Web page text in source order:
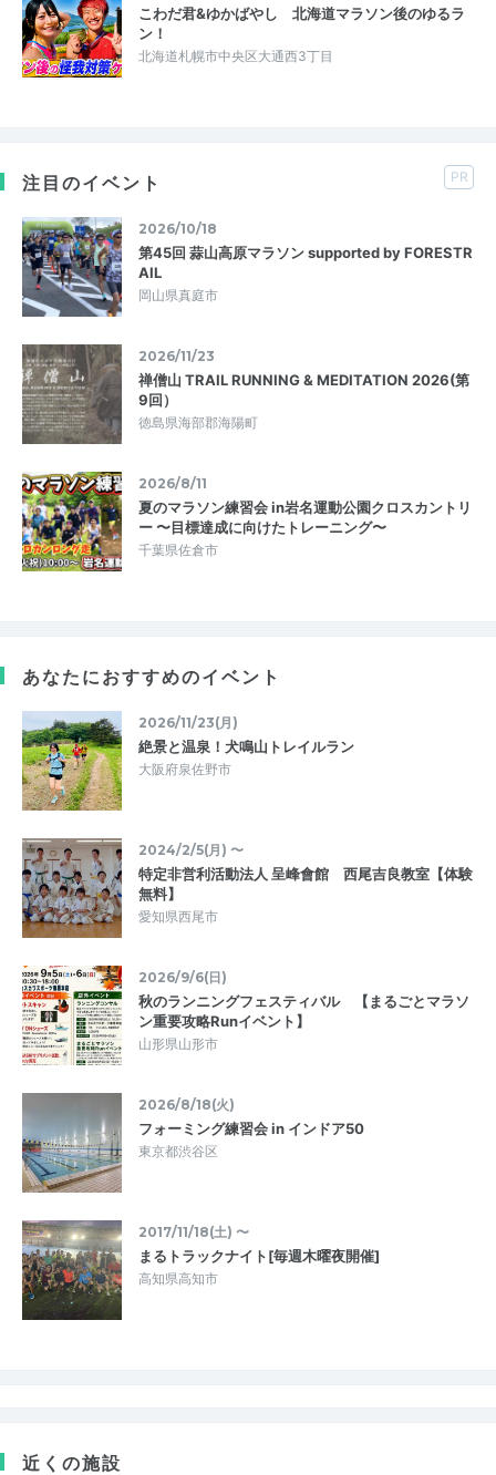
こわだ君&ゆかばやし 北海道マラソン後のゆるラ
ン！
北海道札幌市中央区大通西3丁目
注目のイベント PR
2026/10/18
第45回 蒜山高原マラソン supported by FORESTR
AIL
岡山県真庭市
2026/11/23
禅僧山 TRAIL RUNNING & MEDITATION 2026(第
9回）
徳島県海部郡海陽町
2026/8/11
夏のマラソン練習会 in岩名運動公園クロスカントリ
ー 〜目標達成に向けたトレーニング〜
千葉県佐倉市
あなたにおすすめのイベント
2026/11/23(月)
絶景と温泉！犬鳴山トレイルラン
大阪府泉佐野市
2024/2/5(月) 〜
特定非営利活動法人 呈峰會館 西尾吉良教室【体験
無料】
愛知県西尾市
2026/9/6(日)
秋のランニングフェスティバル 【まるごとマラソ
ン重要攻略Runイベント】
山形県山形市
2026/8/18(火)
フォーミング練習会 in インドア50
東京都渋谷区
2017/11/18(土) 〜
まるトラックナイト[毎週木曜夜開催]
高知県高知市
近くの施設